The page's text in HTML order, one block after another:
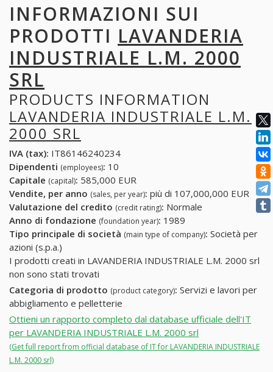
INFORMAZIONI SUI
PRODOTTI LAVANDERIA
INDUSTRIALE L.M. 2000
SRL
PRODUCTS INFORMATION
LAVANDERIA INDUSTRIALE L.M.
2000 SRL
IVA (tax): IT86146240234
Dipendenti (employees): 10
Capitale (capital): 585,000 EUR
Vendite, per anno (sales, per year): più di 107,000,000 EUR
Valutazione del credito (credit rating): Normale
Anno di fondazione (foundation year): 1989
Tipo principale di società (main type of company): Società per
azioni (s.p.a.)
I prodotti creati in LAVANDERIA INDUSTRIALE L.M. 2000 srl
non sono stati trovati
Categoria di prodotto (product category): Servizi e lavori per
abbigliamento e pelletterie
Ottieni un rapporto completo dal database ufficiale dell'IT
per LAVANDERIA INDUSTRIALE L.M. 2000 srl
(Get full report from official database of IT for LAVANDERIA INDUSTRIALE
L.M. 2000 srl)